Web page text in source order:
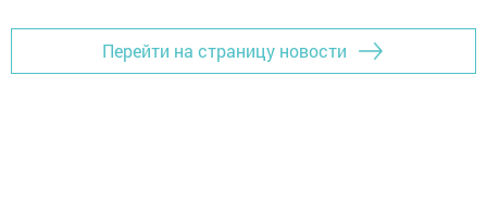
Перейти на страницу новости